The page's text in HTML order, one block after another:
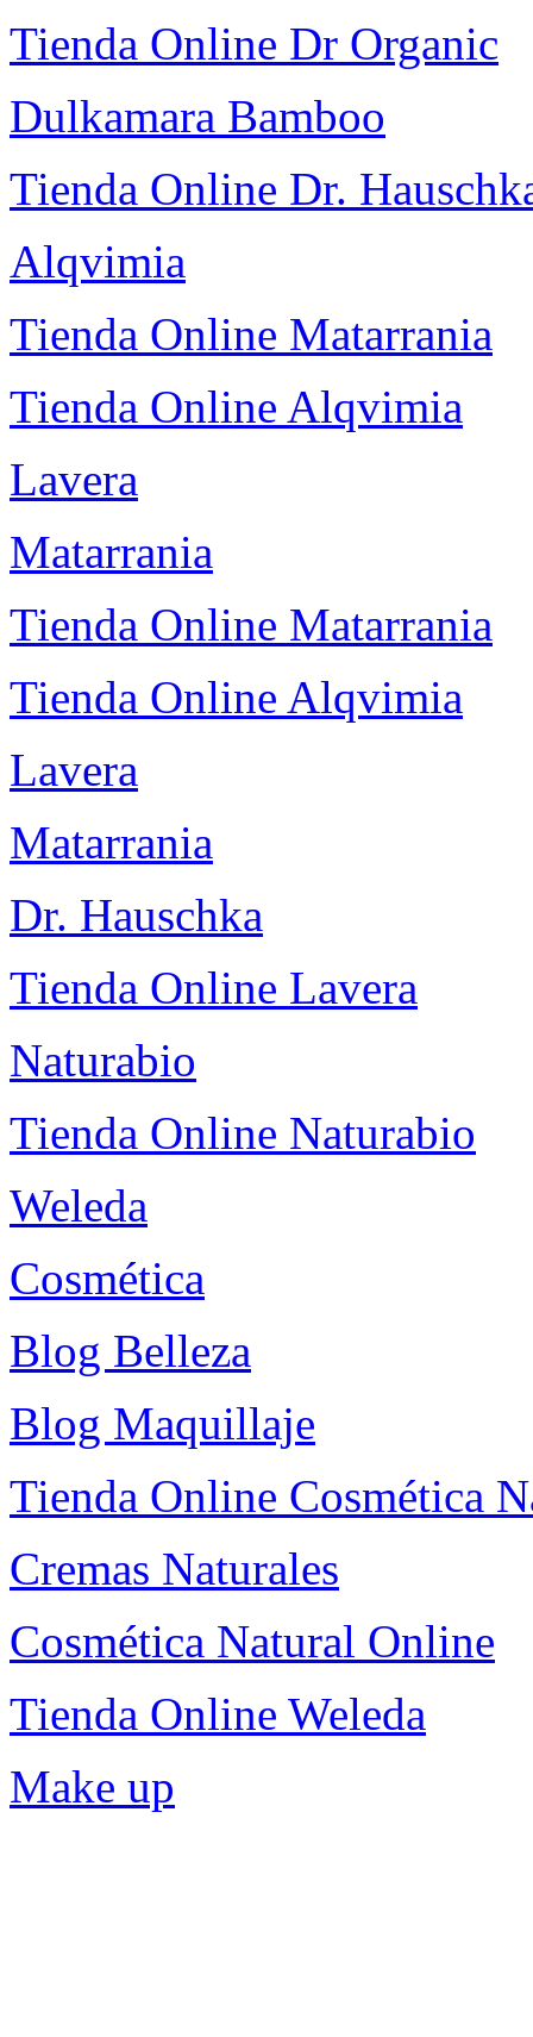
Tienda Online Dr Organic
Dulkamara Bamboo
Tienda Online Dr.
Alqvimia
Tienda Online Matarrania
Tienda Online Alqvimia
Lavera
Matarrania
Tienda Online Matarrania
Tienda Online Alqvimia
Lavera
Matarrania
Dr. Hauschka
Tienda Online Lavera
Naturabio
Tienda Online Naturabio
Weleda
Cosmética
Blog Belleza
Blog Maquillaje
Tienda Online Cosmética
Cremas Naturales
Cosmética Natural Online
Tienda Online Weleda
Make up